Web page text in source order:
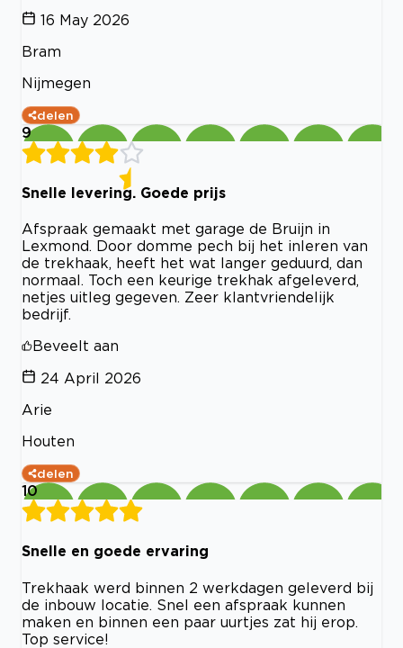
16 May 2026
Bram
Nijmegen
delen
9
Snelle levering. Goede prijs
Afspraak gemaakt met garage de Bruijn in
Lexmond. Door domme pech bij het inleren van
de trekhaak, heeft het wat langer geduurd, dan
normaal. Toch een keurige trekhak afgeleverd,
netjes uitleg gegeven. Zeer klantvriendelijk
bedrijf.
Beveelt aan
24 April 2026
Arie
Houten
delen
10
Snelle en goede ervaring
Trekhaak werd binnen 2 werkdagen geleverd bij
de inbouw locatie. Snel een afspraak kunnen
maken en binnen een paar uurtjes zat hij erop.
Top service!